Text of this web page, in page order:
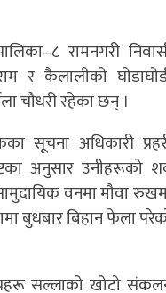
रामनगरी
र कैलालीको
चौधरी रहेका छन् ।
सूचना अधिकारी
अनुसार उनीहरूको
वनमा मौवा
बुधबार बिहान फेला
सल्लाको खोटो